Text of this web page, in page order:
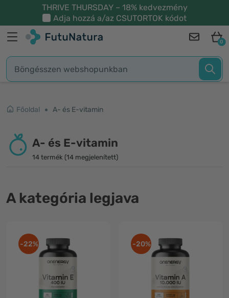
THRIVE THURSDAY – 18% kedvezmény
Adja hozzá a/az CSUTORTOK kódot
0
Főoldal A- és E-vitamin
A- és E-vitamin
14 termék (14 megjelenített)
A kategória legjava
-22% -20%